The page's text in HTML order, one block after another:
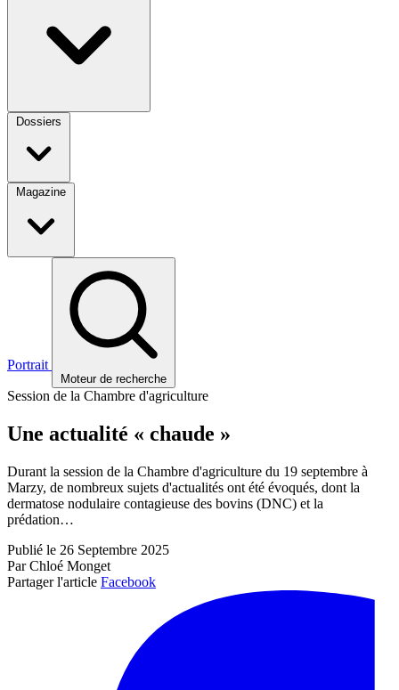
Dossiers
Magazine
Portrait
Moteur de recherche
Session de la Chambre d'agriculture
Une actualité « chaude »
Durant la session de la Chambre d'agriculture du 19 septembre à
Marzy, de nombreux sujets d'actualités ont été évoqués, dont la
dermatose nodulaire contagieuse des bovins (DNC) et la
prédation…
Publié le 26 Septembre 2025
Par Chloé Monget
Partager l'article Facebook